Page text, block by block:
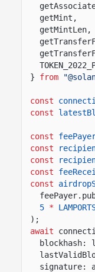
getMint,
getMintLen,
}
from
const
const
const
const
const
const
const
5 *
);
await
blockhash:
signature: